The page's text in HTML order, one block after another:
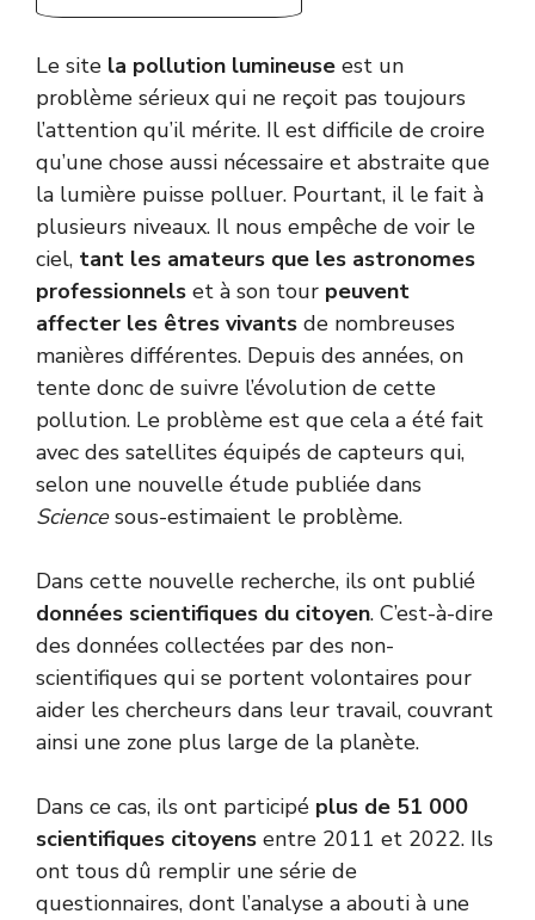
Le site la pollution lumineuse est un
problème sérieux qui ne reçoit pas toujours
l’attention qu’il mérite. Il est difficile de croire
qu’une chose aussi nécessaire et abstraite que
la lumière puisse polluer. Pourtant, il le fait à
plusieurs niveaux. Il nous empêche de voir le
ciel, tant les amateurs que les astronomes
professionnels et à son tour peuvent
affecter les êtres vivants de nombreuses
manières différentes. Depuis des années, on
tente donc de suivre l’évolution de cette
pollution. Le problème est que cela a été fait
avec des satellites équipés de capteurs qui,
selon une nouvelle étude publiée dans
Sciencesous-estimaient le problème.
Dans cette nouvelle recherche, ils ont publié
données scientifiques du citoyen. C’est-à-dire
des données collectées par des non-
scientifiques qui se portent volontaires pour
aider les chercheurs dans leur travail, couvrant
ainsi une zone plus large de la planète.
Dans ce cas, ils ont participé plus de 51 000
scientifiques citoyens entre 2011 et 2022. Ils
ont tous dû remplir une série de
questionnaires, dont l’analyse a abouti à une